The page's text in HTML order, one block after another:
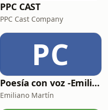
PPC CAST
PPC Cast Company
PC
Poesía con voz -Emiliano Martín- Podcasts
Emiliano Martín